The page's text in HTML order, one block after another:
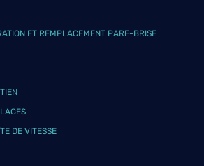
ET REMPLACEMENT PARE-BRISE
DE VITESSE